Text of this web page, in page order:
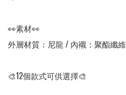
👀素材👀
外層材質：尼龍 / 內襯：聚酯纖維
🎨12個款式可供選擇🎨